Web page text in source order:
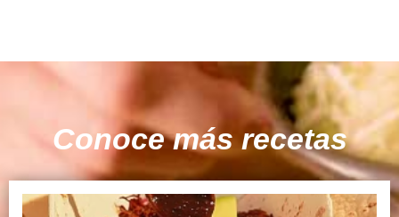
Conoce más recetas